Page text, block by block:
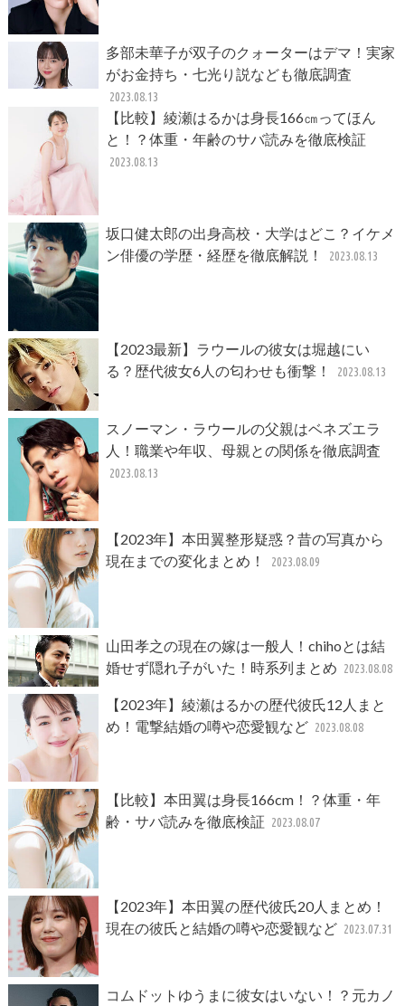
多部未華子が双子のクォーターはデマ！実家
がお金持ち・七光り説なども徹底調査
2023.08.13
【比較】綾瀬はるかは身長166㎝ってほん
と！？体重・年齢のサバ読みを徹底検証
2023.08.13
坂口健太郎の出身高校・大学はどこ？イケメ
ン俳優の学歴・経歴を徹底解説！
2023.08.13
【2023最新】ラウールの彼女は堀越にい
る？歴代彼女6人の匂わせも衝撃！
2023.08.13
スノーマン・ラウールの父親はベネズエラ
人！職業や年収、母親との関係を徹底調査
2023.08.13
【2023年】本田翼整形疑惑？昔の写真から
現在までの変化まとめ！
2023.08.09
山田孝之の現在の嫁は一般人！chihoとは結
婚せず隠れ子がいた！時系列まとめ 2023.08.08
【2023年】綾瀬はるかの歴代彼氏12人まと
め！電撃結婚の噂や恋愛観など 2023.08.08
【比較】本田翼は身長166cm！？体重・年
齢・サバ読みを徹底検証 2023.08.07
【2023年】本田翼の歴代彼氏20人まとめ！
現在の彼氏と結婚の噂や恋愛観など 2023.07.31
コムドットゆうまに彼女はいない！？元カノ